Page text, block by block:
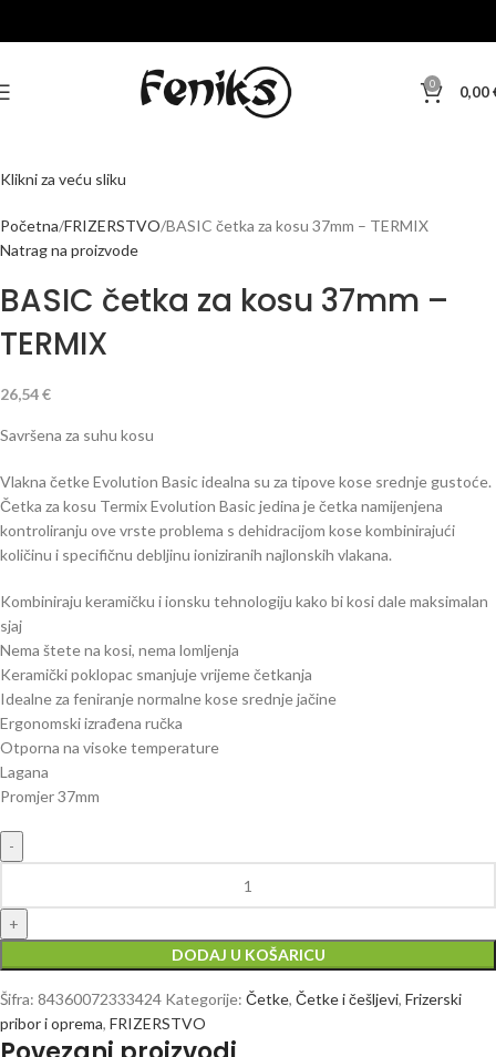
0 0,00
Klikni za veću sliku
Početna FRIZERSTVO BASIC četka za kosu 37mm – TERMIX
Natrag na proizvode
BASIC četka za kosu 37mm –
TERMIX
26,54€
Savršena za suhu kosu
Vlakna četke Evolution Basic idealna su za tipove kose srednje gustoće.
Četka za kosu Termix Evolution Basic jedina je četka namijenjena
kontroliranju ove vrste problema s dehidracijom kose kombinirajući
količinu i specifičnu debljinu ioniziranih najlonskih vlakana.
Kombiniraju keramičku i ionsku tehnologiju kako bi kosi dale maksimalan
sjaj
Nema štete na kosi, nema lomljenja
Keramički poklopac smanjuje vrijeme četkanja
Idealne za feniranje normalne kose srednje jačine
Ergonomski izrađena ručka
Otporna na visoke temperature
Lagana
Promjer 37mm
DODAJ U KOŠARICU
Šifra: 84360072333424 Kategorije: Četke, Četke i češljevi, Frizerski
pribor i oprema, FRIZERSTVO